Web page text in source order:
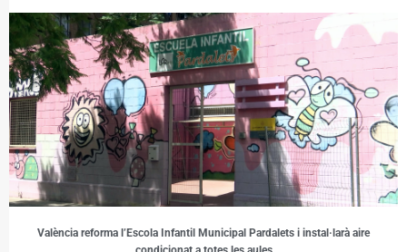
València reforma l’Escola Infantil Municipal Pardalets i instal·larà aire